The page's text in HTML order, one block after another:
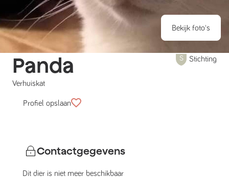
Bekijk foto's
Panda
Verhuiskat
Stichting
Profiel opslaan
Contactgegevens
Dit dier is niet meer beschikbaar